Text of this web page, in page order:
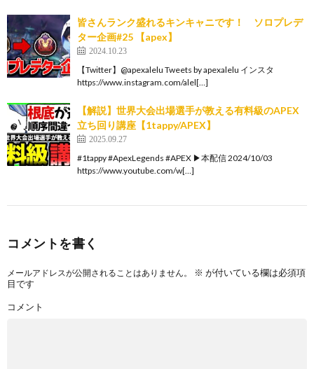
皆さんランク盛れるキンキャニです！ ソロプレデ
ター企画#25 【apex】
2024.10.23
【Twitter】@apexalelu Tweets by apexalelu インスタ
https://www.instagram.com/alel[…]
【解説】世界大会出場選手が教える有料級のAPEX
立ち回り講座【1tappy/APEX】
2025.09.27
#1tappy #ApexLegends #APEX ▶本配信 2024/10/03
https://www.youtube.com/w[…]
コメントを書く
メールアドレスが公開されることはありません。 ※ が付いている欄は必須項
目です
コメント